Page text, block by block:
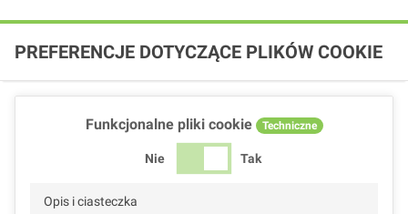
PREFERENCJE DOTYCZĄCE PLIKÓW COOKIE
Funkcjonalne pliki cookie Techniczne
Nie Tak
Opis i ciasteczka